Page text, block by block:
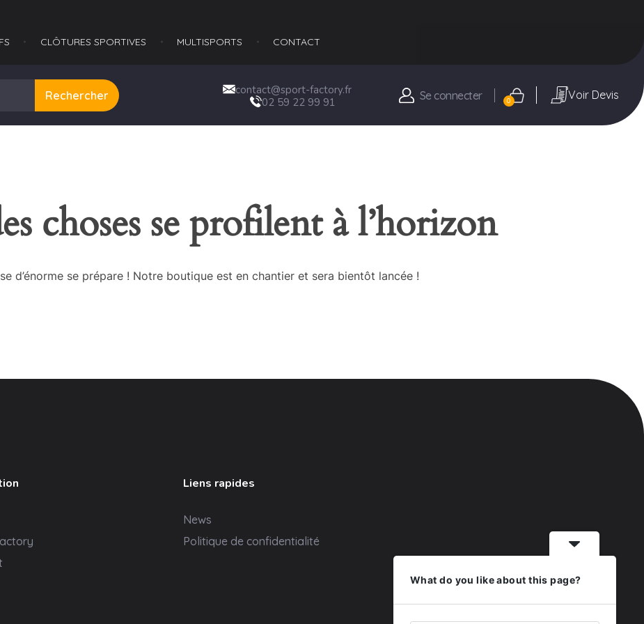
CLÔTURES SPORTIVES MULTISPORTS​ CONTACT
Rechercher
contact@sport-factory.fr
02 59 22 99 91
Se connecter 0 Voir Devis
choses se profilent à l’horizon
d’énorme se prépare ! Notre boutique est en chantier et sera bientôt lancée !
Liens rapides
News
Politique de confidentialité
What do you like about this page?